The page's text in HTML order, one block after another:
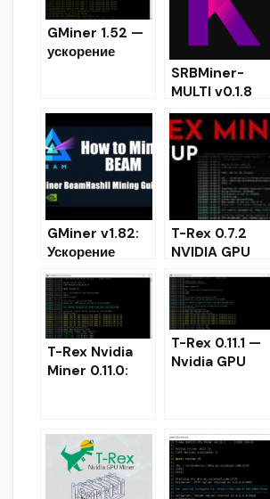
мая
GMiner 1.52 —
ускорение
SRBMiner-
MULTI v0.1.8
beta —
добавлен
алгоритм
Kadena
GMiner v1.82:
Ускорение
производитель
ности
Cuckoo29
(AE/BFC) на
+4-10%
[AMD/Nvidia]
T-Rex 0.7.2
NVIDIA GPU
майнер с веб-
страницей
мониторинга
управления
T-Rex Nvidia
Miner 0.11.0:
T-Rex 0.11.1 —
Nvidia GPU
Performance
Boost
[Скачать]